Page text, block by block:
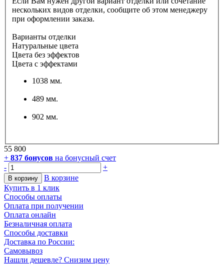
нескольких видов отделки, сообщите об этом менеджеру
при оформлении заказа.
Варианты отделки
Натуральные цвета
Цвета без эффектов
Цвета с эффектами
1038 мм.
489 мм.
902 мм.
55 800
+ 837 бонусов на бонусный счет
-
+
В корзину
В корзине
Купить в 1 клик
Способы оплаты
Оплата при получении
Оплата онлайн
Безналичная оплата
Способы доставки
Доставка по России:
Самовывоз
Нашли дешевле? Снизим цену